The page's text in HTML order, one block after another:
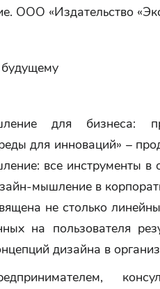
ООО «Издательство
для бизнеса:
для инноваций» –
все инструменты в
мышление в
не столько
на пользователя
дизайна в